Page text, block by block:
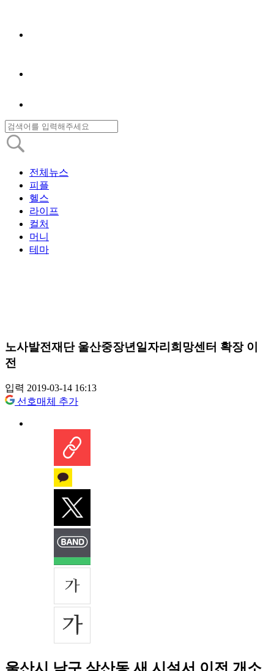
전체뉴스
피플
헬스
라이프
컬처
머니
테마
노사발전재단 울산중장년일자리희망센터 확장 이
전
입력 2019-03-14 16:13
선호매체 추가